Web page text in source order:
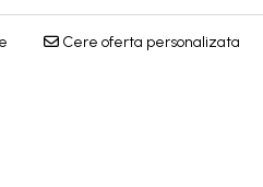
Cere oferta personalizata